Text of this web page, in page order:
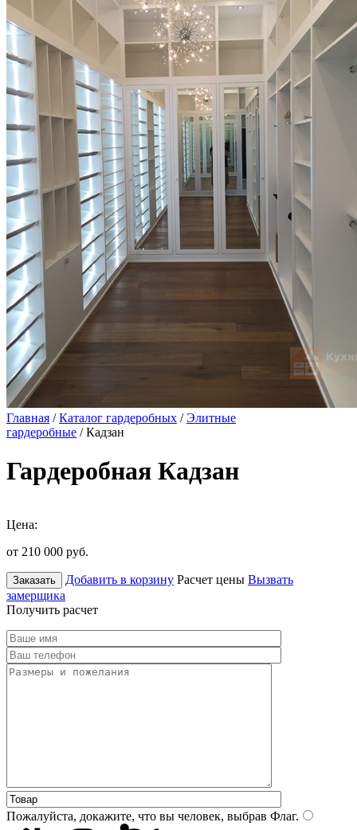
Главная /Каталог гардеробных /Элитные
гардеробные / Кадзан
Гардеробная Кадзан
Цена:
от 210 000 руб.
Заказать Добавить в корзину Расчет цены Вызвать
замерщика
Получить расчет
Пожалуйста, докажите, что вы человек, выбрав Флаг.